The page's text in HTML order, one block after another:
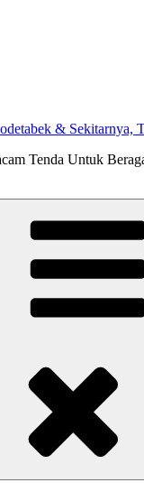
& Sekitarnya,
Tenda Untuk